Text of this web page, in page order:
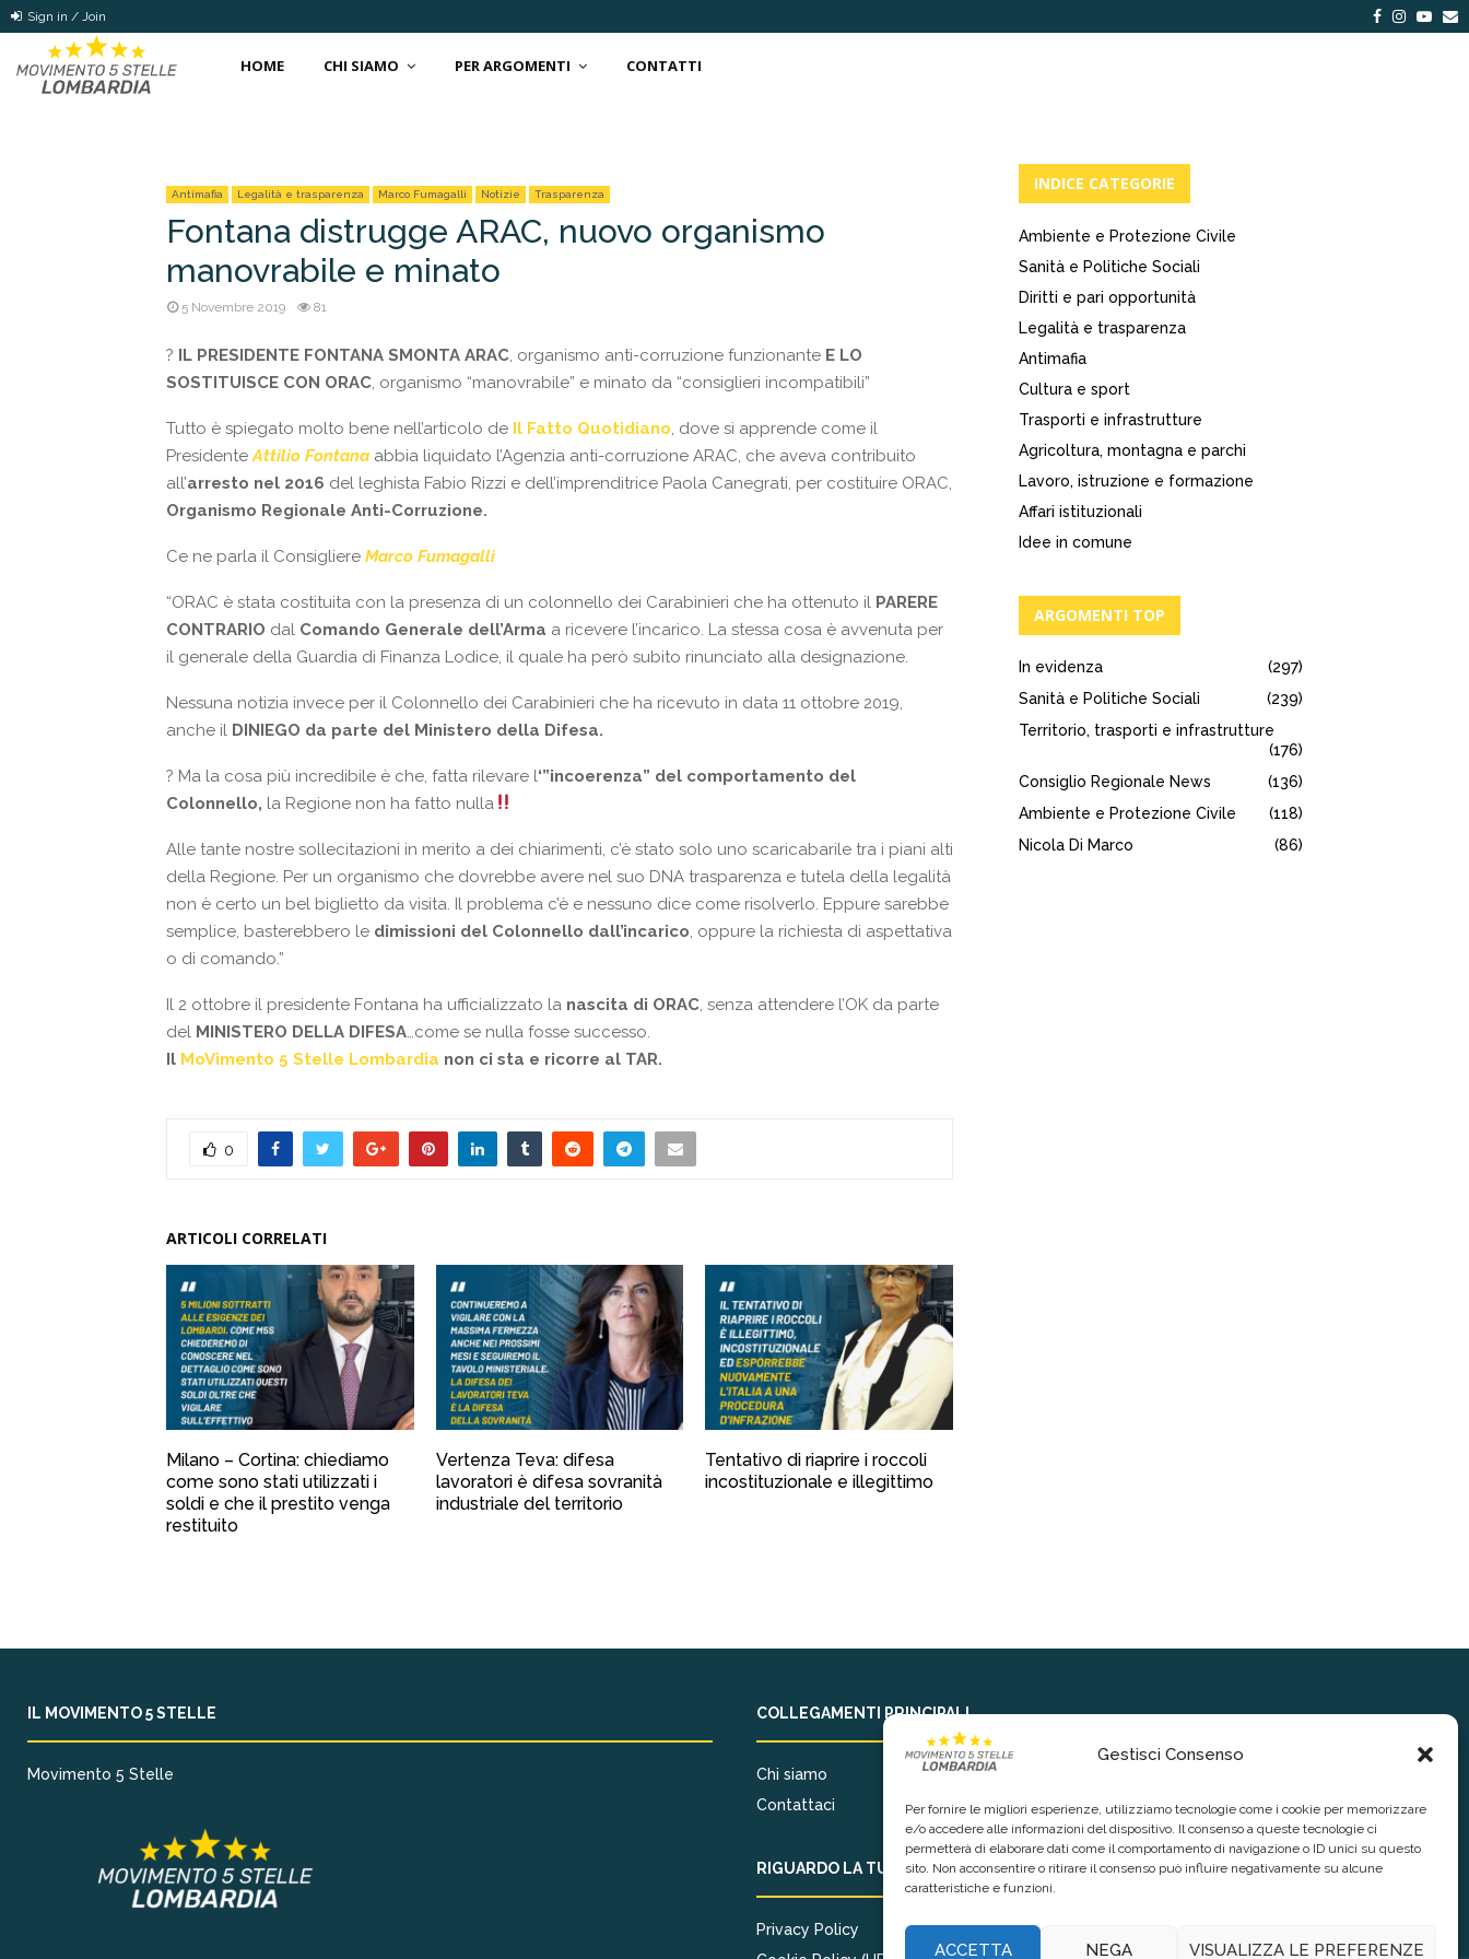
Gestisci Consenso
Per fornire le migliori esperienze, utilizziamo tecnologie come i cookie per memorizzare
e/o accedere alle informazioni del dispositivo. Il consenso a queste tecnologie ci
permetterà di elaborare dati come il comportamento di navigazione o ID unici su questo
sito. Non acconsentire o ritirare il consenso può influire negativamente su alcune
caratteristiche e funzioni.
ACCETTA NEGA VISUALIZZA LE PREFERENZE
Sign in / Join Facebook
HOME CHI SIAMO PER ARGOMENTI CONTATTI
Antimafia Legalità e trasparenza Marco Fumagalli Notizie Trasparenza
Fontana distrugge ARAC, nuovo organismo
manovrabile e minato
5 Novembre 2019 81
? IL PRESIDENTE FONTANA SMONTA ARAC , organismo anti-corruzione funzionante E LO
SOSTITUISCE CON ORAC , organismo “manovrabile” e minato da “consiglieri incompatibili”
Tutto è spiegato molto bene nell’articolo de Il Fatto Quotidiano , dove si apprende come il
Presidente Attilio Fontana abbia liquidato l’Agenzia anti-corruzione ARAC, che aveva contribuito
all’arresto nel 2016 del leghista Fabio Rizzi e dell’imprenditrice Paola Canegrati, per costituire ORAC,
Organismo Regionale Anti-Corruzione.
Ce ne parla il Consigliere Marco Fumagalli
“ORAC è stata costituita con la presenza di un colonnello dei Carabinieri che ha ottenuto il PARERE
CONTRARIO dal Comando Generale dell’Arma a ricevere l’incarico. La stessa cosa è avvenuta per
il generale della Guardia di Finanza Lodice, il quale ha però subito rinunciato alla designazione.
Nessuna notizia invece per il Colonnello dei Carabinieri che ha ricevuto in data 11 ottobre 2019,
anche il DINIEGO da parte del Ministero della Difesa.
? Ma la cosa più incredibile è che, fatta rilevare l‘”incoerenza” del comportamento del
Colonnello, la Regione non ha fatto nulla
Alle tante nostre sollecitazioni in merito a dei chiarimenti, c’è stato solo uno scaricabarile tra i piani alti
della Regione. Per un organismo che dovrebbe avere nel suo DNA trasparenza e tutela della legalità
non è certo un bel biglietto da visita. Il problema c’è e nessuno dice come risolverlo. Eppure sarebbe
semplice, basterebbero le dimissioni del Colonnello dall’incarico , oppure la richiesta di aspettativa
o di comando.”
Il 2 ottobre il presidente Fontana ha ufficializzato la nascita di ORAC , senza attendere l’OK da parte
del MINISTERO DELLA DIFESA …come se nulla fosse successo.
Il MoVimento 5 Stelle Lombardia non ci sta e ricorre al TAR.
0
ARTICOLI CORRELATI
Milano – Cortina: chiediamo
come sono stati utilizzati i
soldi e che il prestito venga
restituito
Vertenza Teva: difesa
lavoratori è difesa sovranità
industriale del territorio
Tentativo di riaprire i roccoli
incostituzionale e illegittimo
INDICE CATEGORIE
Ambiente e Protezione Civile
Sanità e Politiche Sociali
Diritti e pari opportunità
Legalità e trasparenza
Antimafia
Cultura e sport
Trasporti e infrastrutture
Agricoltura, montagna e parchi
Lavoro, istruzione e formazione
Affari istituzionali
Idee in comune
ARGOMENTI TOP
In evidenza
(297)
Sanità e Politiche Sociali
(239)
Territorio, trasporti e infrastrutture
(176)
Consiglio Regionale News
(136)
Ambiente e Protezione Civile
(118)
Nicola Di Marco
(86)
IL MOVIMENTO 5 STELLE
Movimento 5 Stelle
COLLEGAMENTI PRINCIPALI
Chi siamo
Contattaci
RIGUARDO LA TUA PRIVACY
Privacy Policy